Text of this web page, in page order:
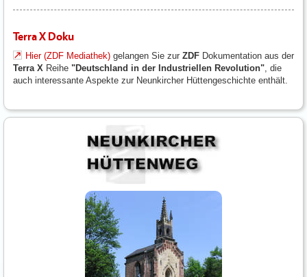
Terra X Doku
Hier (ZDF Mediathek) gelangen Sie zur ZDF Dokumentation aus der
Terra X Reihe "Deutschland in der Industriellen Revolution", die
auch interessante Aspekte zur Neunkircher Hüttengeschichte enthält.